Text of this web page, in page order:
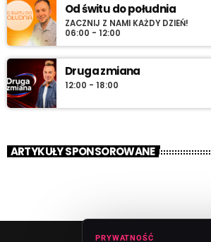
Od świtu do południa
ZACZNIJ Z NAMI KAŻDY DZIEŃ!
06:00 - 12:00
Druga zmiana
12:00 - 18:00
ARTYKUŁY SPONSOROWANE
PRYWATNOŚĆ